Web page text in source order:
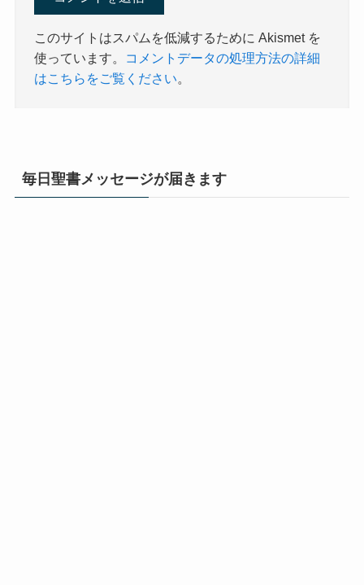
このサイトはスパムを低減するために Akismet を
使っています。
コメントデータの処理方法の詳細
はこちらをご覧ください。
毎日聖書メッセージが届きます